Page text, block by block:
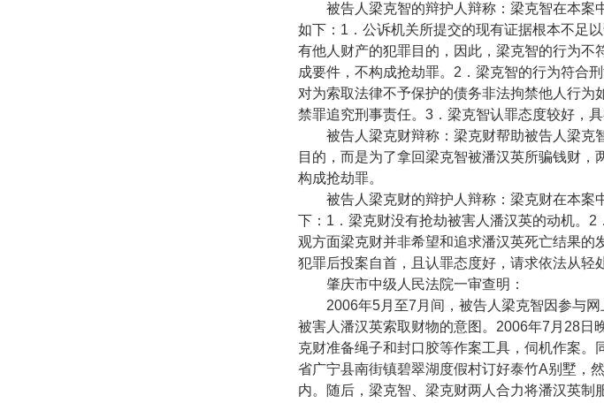
被告人梁克智的辩护人辩称：梁克智在本案
如下： 1 ．公诉机关所提交的现有证据根本不足
有他人财产的犯罪目的，因此，梁克智的行为不
成要件，不构成抢劫罪。 2 ．梁克智的行为符合
对为索取法律不予保护的债务非法拘禁他人行为
禁罪追究刑事责任。 3 ．梁克智认罪态度较好，
被告人梁克财辩称：梁克财帮助被告人梁克
目的，而是为了拿回梁克智被潘汉英所骗钱财
构成抢劫罪。
被告人梁克财的辩护人辩称：梁克财在本案
下： 1 ．梁克财没有抢劫被害人潘汉英的动机。 2
观方面梁克财并非希望和追求潘汉英死亡结果的
犯罪后投案自首，且认罪态度好，请求依法从轻
肇庆市中级人民法院一审查明：
2006年5月至7 月间，被告人梁克智因参与
被害人潘汉英索取财物的意图。 2006年7 月 28日
克财准备绳子和封口胶等作案工具，伺机作案。
省广宁县南街镇碧翠湖度假村订好泰竹A别墅，
内。随后，梁克智、梁克财两人合力将潘汉英